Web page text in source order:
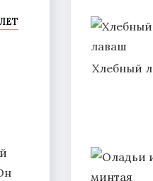
Хлебный